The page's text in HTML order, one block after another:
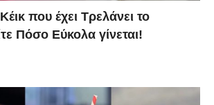
που έχει Τρελάνει το
Πόσο Εύκολα γίνεται!